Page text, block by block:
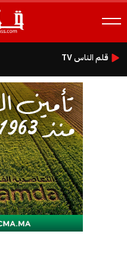
قلم الناس TV